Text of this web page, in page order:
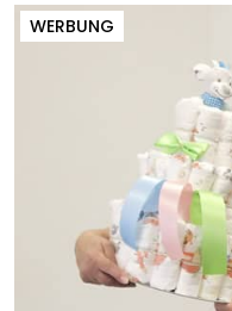
WERBUNG